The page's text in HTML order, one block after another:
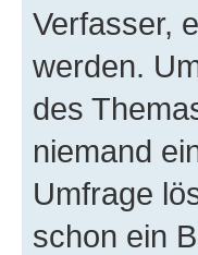
Verfasser,
werden.
des
niemand
Umfrage
schon ein